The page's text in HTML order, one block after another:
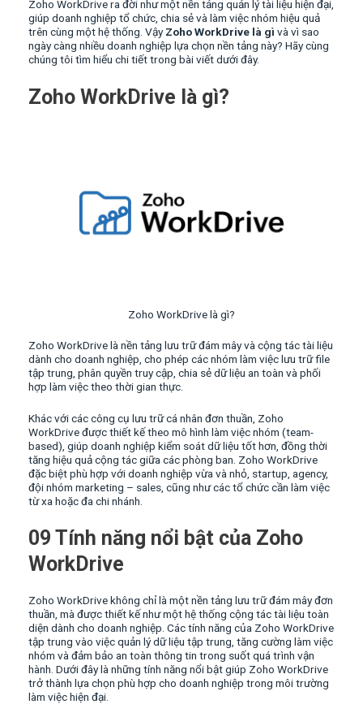
Zoho WorkDrive ra đời như một nền tảng quản lý tài liệu hiện đại,
giúp doanh nghiệp tổ chức, chia sẻ và làm việc nhóm hiệu quả
trên cùng một hệ thống. VậyZoho WorkDrive là gì và vì sao
ngày càng nhiều doanh nghiệp lựa chọn nền tảng này? Hãy cùng
chúng tôi tìm hiểu chi tiết trong bài viết dưới đây.
Zoho WorkDrive là gì?
Zoho WorkDrive là gì?
Zoho WorkDrive là nền tảng lưu trữ đám mây và cộng tác tài liệu
dành cho doanh nghiệp, cho phép các nhóm làm việc lưu trữ file
tập trung, phân quyền truy cập, chia sẻ dữ liệu an toàn và phối
hợp làm việc theo thời gian thực.
Khác với các công cụ lưu trữ cá nhân đơn thuần, Zoho
WorkDrive được thiết kế theo mô hình làm việc nhóm (team-
based), giúp doanh nghiệp kiểm soát dữ liệu tốt hơn, đồng thời
tăng hiệu quả cộng tác giữa các phòng ban. Zoho WorkDrive
đặc biệt phù hợp với doanh nghiệp vừa và nhỏ, startup, agency,
đội nhóm marketing – sales, cũng như các tổ chức cần làm việc
từ xa hoặc đa chi nhánh.
09 Tính năng nổi bật của Zoho
WorkDrive
Zoho WorkDrive không chỉ là một nền tảng lưu trữ đám mây đơn
thuần, mà được thiết kế như một hệ thống cộng tác tài liệu toàn
diện dành cho doanh nghiệp. Các tính năng của Zoho WorkDrive
tập trung vào việc quản lý dữ liệu tập trung, tăng cường làm việc
nhóm và đảm bảo an toàn thông tin trong suốt quá trình vận
hành. Dưới đây là những tính năng nổi bật giúp Zoho WorkDrive
trở thành lựa chọn phù hợp cho doanh nghiệp trong môi trường
làm việc hiện đại.